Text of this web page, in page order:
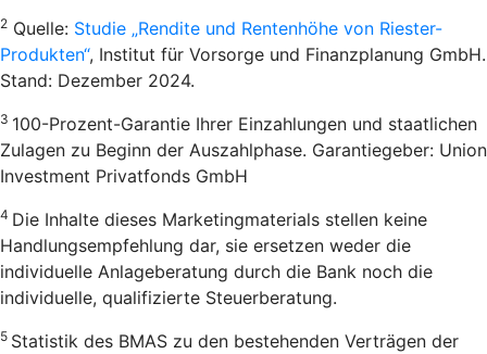
2 Quelle: Studie „Rendite und Rentenhöhe von Riester-
Produkten“, Institut für Vorsorge und Finanzplanung GmbH.
Stand: Dezember 2024.
3 100-Prozent-Garantie Ihrer Einzahlungen und staatlichen
Zulagen zu Beginn der Auszahlphase. Garantiegeber: Union
Investment Privatfonds GmbH
4 Die Inhalte dieses Marketingmaterials stellen keine
Handlungsempfehlung dar, sie ersetzen weder die
individuelle Anlageberatung durch die Bank noch die
individuelle, qualifizierte Steuerberatung.
5 Statistik des BMAS zu den bestehenden Verträgen der